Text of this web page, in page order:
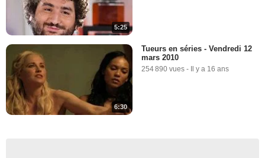
5:25
6:30
Tueurs en séries - Vendredi 12
mars 2010
254 890 vues - Il y a 16 ans